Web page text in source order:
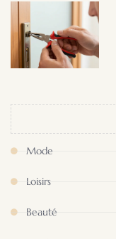
Mode
Loisirs
Beauté